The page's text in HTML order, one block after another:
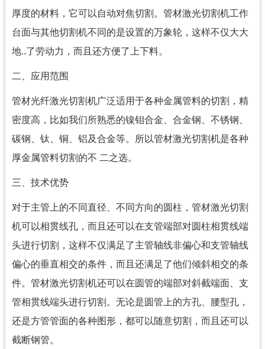
厚度的材料，它可以自动对焦切割。管材激光切割机工作
台面与其他切割机不同的是设置的万象轮，这样不仅大大
地..了劳动力，而且还方便了上下料。
二、应用范围
管材光纤激光切割机广泛适用于各种金属管料的切割，精
密度高，比如我们所熟悉的镍钼合金、合金钢、不锈钢、
碳钢、钛、铜、铝及合金等。所以管材激光切割机是各种
厚金属管料切割的不 二之选。
三、技术优势
对于主管上的不同直径、不同方向的圆柱，管材激光切割
机可以相贯线孔，而且还可以在支管端部对圆柱相贯线端
头进行切割，这样不仅满足了主管轴线非偏心和支管轴线
偏心的垂直相交的条件，而且还满足了他们倾斜相交的条
件。管材激光切割机还可以在圆管的端部对斜截端面、支
管相贯线端头进行切割。无论是圆管上的方孔、腰型孔，
还是方管管面的各种图形，都可以随意切割，而且还可以
截断钢管。